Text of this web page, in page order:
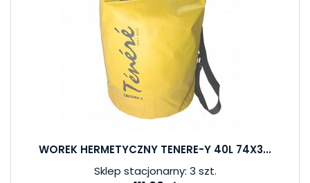
WOREK HERMETYCZNY TENERE-Y 40L 74X3...
Sklep stacjonarny: 3 szt.